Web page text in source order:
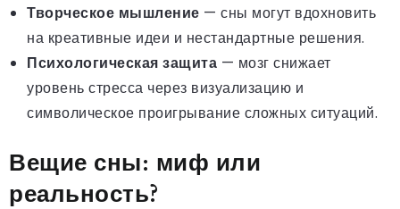
Творческое мышление — сны могут вдохновить
на креативные идеи и нестандартные решения.
Психологическая защита — мозг снижает
уровень стресса через визуализацию и
символическое проигрывание сложных ситуаций.
Вещие сны: миф или
реальность?